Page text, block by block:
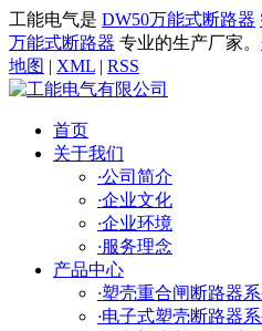
工能电气是 DW50万能式断路器
万能式断路器 专业的生产厂家。
地图 | XML | RSS
首页
关于我们
·公司简介
·企业文化
·企业环境
·服务理念
产品中心
·塑壳重合闸断路器系
·电子式塑壳断路器系